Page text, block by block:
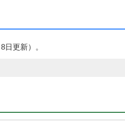
日更新）。